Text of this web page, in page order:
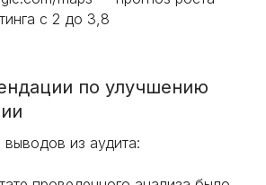
с 2 до 3,8
по улучшению
из аудита: